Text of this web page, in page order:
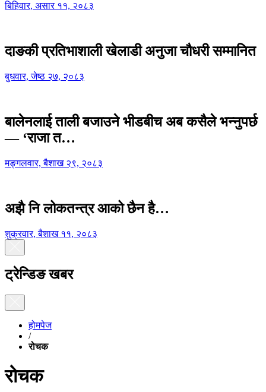
बिहिवार, असार ११, २०८३
दाङकी प्रतिभाशाली खेलाडी अनुजा चौधरी सम्मानित
बुधवार, जेष्ठ २७, २०८३
बालेनलाई ताली बजाउने भीडबीच अब कसैले भन्नुपर्छ
— ‘राजा त…
मङ्गलवार, बैशाख २९, २०८३
अझै नि लोकतन्त्र आको छैन है…
शुक्रवार, बैशाख ११, २०८३
ट्रेन्डिङ खबर
होमपेज
/
रोचक
रोचक